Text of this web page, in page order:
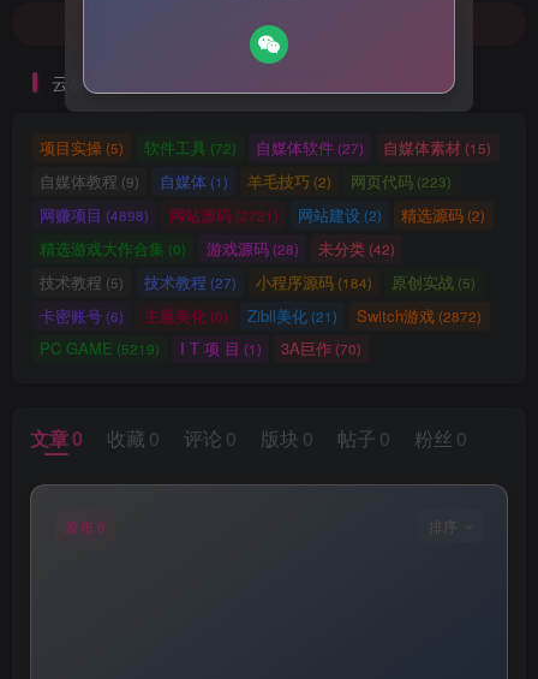
文案不会提取也不会写？八哥来帮忙！
7-9折！等多家顶流配音软件[配音神器Pro]-[配音鹅]-[南瓜配音]-[魔音工坊]-[逗哥配音]戳这里查看详情！
云标签
项目实操 (5) 软件工具 (72) 自媒体软件(27) 自媒体素材 (15)
自媒体教程 (9) 自媒体(1) 羊毛技巧 (2) 网页代码 (223)
网赚项目 (4898) 网站源码(2721) 网站建设(2) 精选源码 (2)
精选游戏大作合集 (0) 游戏源码(28) 未分类(42)
技术教程 (5) 技术教程 (27) 小程序源码(184) 原创实战 (5)
卡密账号 (6) 主题美化(0) Zibll美化(21) Switch游戏 (2872)
PC GAME (5219) I T 项 目 (1) 3A巨作(70)
文章0 收藏 0 评论 0 版块 0 帖子 0 粉丝 0
发布 0 排序